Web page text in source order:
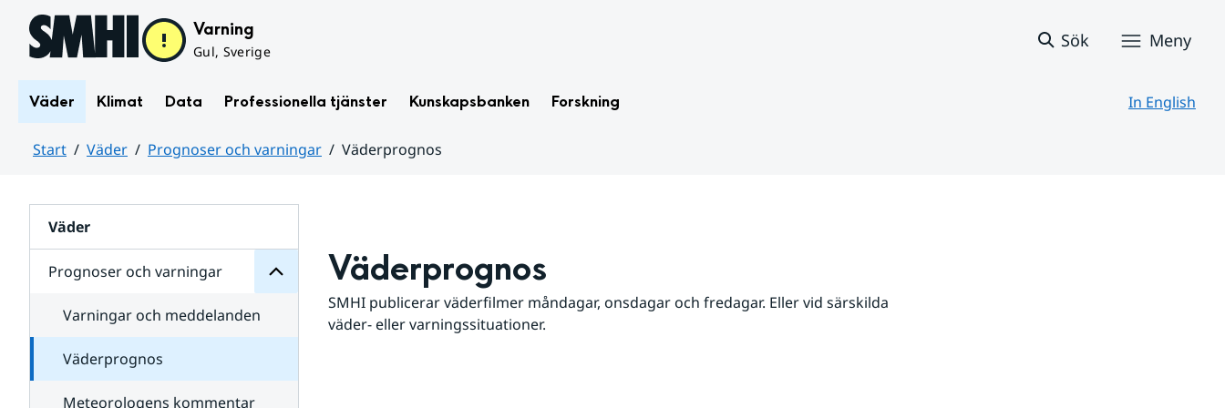
Hoppa till sidans innehåll Varning
Gul, Sverige
Sök Meny
Väder Klimat Data Professionella tjänster Kunskapsbanken Forskning In English
Start Väder Prognoser och varningar
Väderprognos
Väder
Prognoser och varningar
för
varningar
Varningar och meddelanden
Väderprognos
Meteorologens kommentar
Väderprognos
SMHI publicerar väderfilmer måndagar, onsdagar och fredagar. Eller vid särskilda
väder- eller varningssituationer.